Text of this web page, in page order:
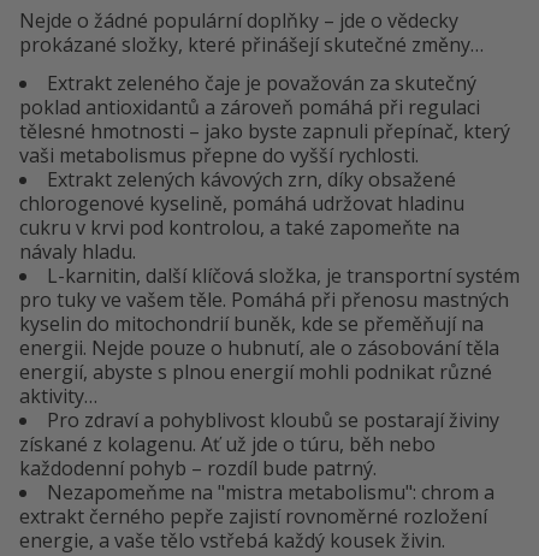
Nejde o žádné populární doplňky – jde o vědecky
prokázané složky, které přinášejí skutečné změny…
Extrakt zeleného čaje je považován za skutečný
poklad antioxidantů a zároveň pomáhá při regulaci
tělesné hmotnosti – jako byste zapnuli přepínač, který
vaši metabolismus přepne do vyšší rychlosti.
Extrakt zelených kávových zrn, díky obsažené
chlorogenové kyselině, pomáhá udržovat hladinu
cukru v krvi pod kontrolou, a také zapomeňte na
návaly hladu.
L-karnitin, další klíčová složka, je transportní systém
pro tuky ve vašem těle. Pomáhá při přenosu mastných
kyselin do mitochondrií buněk, kde se přeměňují na
energii. Nejde pouze o hubnutí, ale o zásobování těla
energií, abyste s plnou energií mohli podnikat různé
aktivity…
Pro zdraví a pohyblivost kloubů se postarají živiny
získané z kolagenu. Ať už jde o túru, běh nebo
každodenní pohyb – rozdíl bude patrný.
Nezapomeňme na "mistra metabolismu": chrom a
extrakt černého pepře zajistí rovnoměrné rozložení
energie, a vaše tělo vstřebá každý kousek živin.